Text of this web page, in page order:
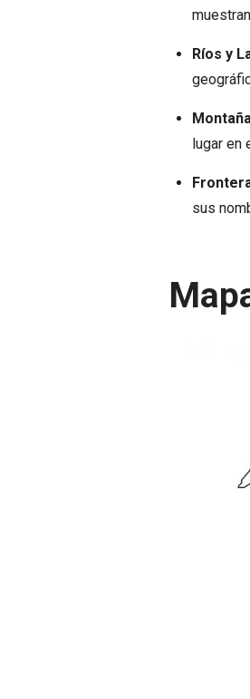
Ríos y
lugar en
sus